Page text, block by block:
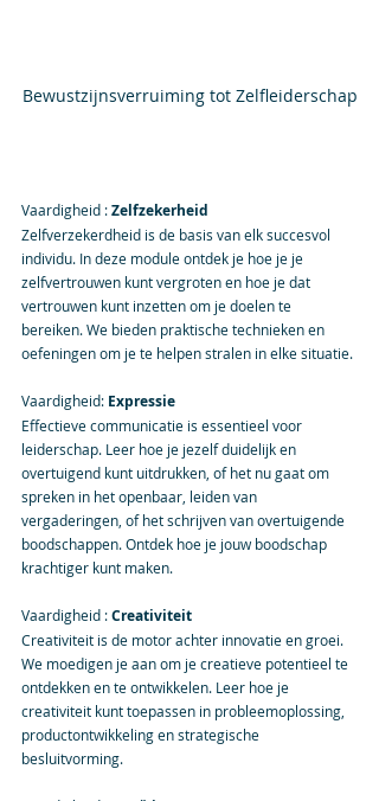
Bewustzijnsverruiming tot Zelfleiderschap
Vaardigheid : Zelfzekerheid
Zelfverzekerdheid is de basis van elk succesvol
individu. In deze module ontdek je hoe je je
zelfvertrouwen kunt vergroten en hoe je dat
vertrouwen kunt inzetten om je doelen te
bereiken. We bieden praktische technieken en
oefeningen om je te helpen stralen in elke situatie.
Vaardigheid: Expressie
Effectieve communicatie is essentieel voor
leiderschap. Leer hoe je jezelf duidelijk en
overtuigend kunt uitdrukken, of het nu gaat om
spreken in het openbaar, leiden van
vergaderingen, of het schrijven van overtuigende
boodschappen. Ontdek hoe je jouw boodschap
krachtiger kunt maken.
Vaardigheid : Creativiteit
Creativiteit is de motor achter innovatie en groei.
We moedigen je aan om je creatieve potentieel te
ontdekken en te ontwikkelen. Leer hoe je
creativiteit kunt toepassen in probleemoplossing,
productontwikkeling en strategische
besluitvorming.